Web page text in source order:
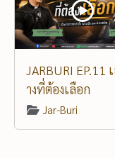
JARBURI EP.11
างที่ต้องเลือก
Jar-Buri